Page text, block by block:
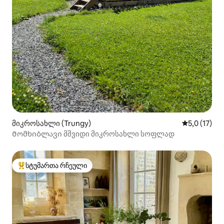
მიკროსახლი (Trungy) საშუალო
5,0 (17)
Მომხიბლავი მშვიდი მიკროსახლი სოფლად
სტუმართა რჩეული მოწინავე ვარიანტი
სტუმართა რჩეული